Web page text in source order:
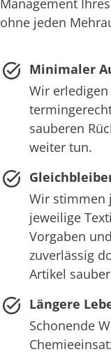
Management
ohne jeden
Minimaler
Wir
sauberen
weiter tun.
Wir stimmen
jeweilige
Vorgaben
zuverlässig
Artikel
Längere
Schonende